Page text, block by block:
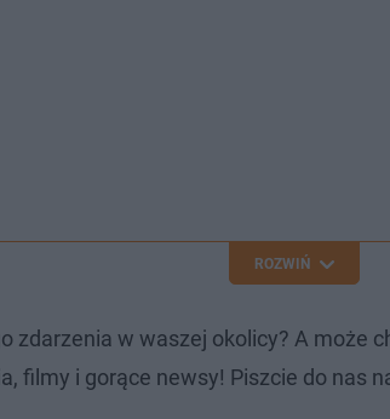
ROZWIŃ
zdarzenia w waszej okolicy? A może
filmy i gorące newsy! Piszcie do nas